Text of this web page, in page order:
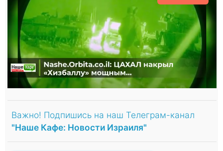
Важно! Подпишись на наш Телеграм-канал
"Наше Кафе: Новости Израиля"